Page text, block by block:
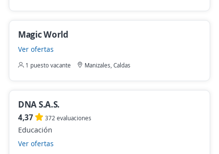
Magic World
Ver ofertas
1 puesto vacante Manizales, Caldas
DNA S.A.S.
4,37 372 evaluaciones
Educación
Ver ofertas